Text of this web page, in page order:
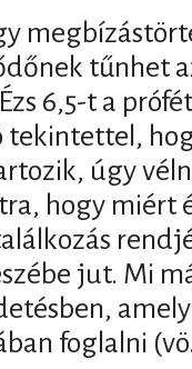
tűnhet
6,5-t a
úgy
hogy miért
jut. Mi
foglalni